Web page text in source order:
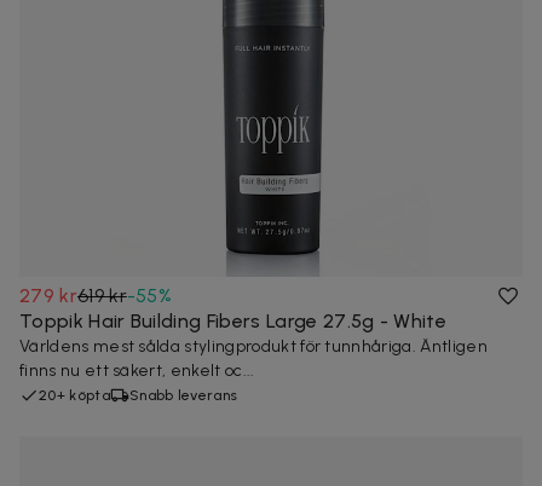
279 kr619 kr-55%
Toppik Hair Building Fibers Large 27.5g - White
Världens mest sålda stylingprodukt för tunnhåriga. Äntligen
finns nu ett säkert, enkelt oc...
20+ köpta Snabb leverans